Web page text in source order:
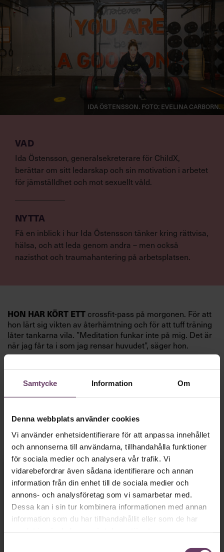
Samtycke Information Om
Denna webbplats använder cookies
Vi använder enhetsidentifierare för att anpassa innehållet
och annonserna till användarna, tillhandahålla funktioner
för sociala medier och analysera vår trafik. Vi
vidarebefordrar även sådana identifierare och annan
information från din enhet till de sociala medier och
annons- och analysföretag som vi samarbetar med.
Dessa kan i sin tur kombinera informationen med annan
information som du har tillhandahållit eller som de har
VAD
Ida Östensson, generalsekreterare för ChildX,
berättar om sitt ledarskap och sin motivation i arbetet
för jämställdhet och mot sexuellt våld.
NYTTA
Få en inblick i hur Ida Östensson tänker kring rättvisa,
hälsa, och att leda genom andra – men också
nazisthot och traumahantering på arbetsplatsen.
Ida Östensson. Foto: Evelina Carborn.
HON HAR KÖRT ETT crossfit-pass på morgonen. För att
hon lärt sig vikten av återhämtning och för att tuff träning
låter tankarna vila. ”Meditation funkar inte på mig. Det är
när jag får ta i som jag rensar huvudet”, säger hon.
och sexuell exploatering av barn. En trygg uppväxt i en
diskussionslysten familj och ett par avgörande händelser i
hörd och stå upp mot orättvisor och övergrepp.
Fokuset på lösningar och målinriktade kampanjer har
präglat hela hennes karriär.
”Jag ältar inte problem, jag löser dem”, säger hon.
Fortsätt läsa kostnadsfritt!
Vi behöver baraen